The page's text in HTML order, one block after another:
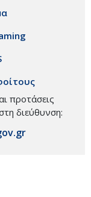
προτάσεις
διεύθυνση: